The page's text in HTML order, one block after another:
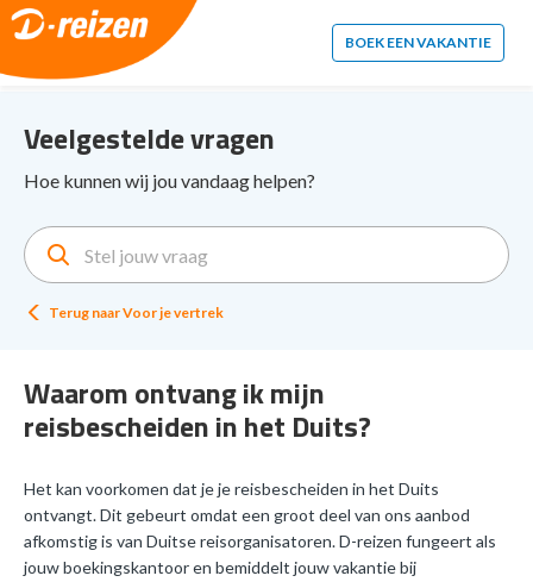
2. Paste this code immediately after the opening tag:
BOEK EEN VAKANTIE
Veelgestelde vragen
Hoe kunnen wij jou vandaag helpen?
Terug naarVoor je vertrek
Waarom ontvang ik mijn
reisbescheiden in het Duits?
Het kan voorkomen dat je je reisbescheiden in het Duits
ontvangt. Dit gebeurt omdat een groot deel van ons aanbod
afkomstig is van Duitse reisorganisatoren. D-reizen fungeert als
jouw boekingskantoor en bemiddelt jouw vakantie bij